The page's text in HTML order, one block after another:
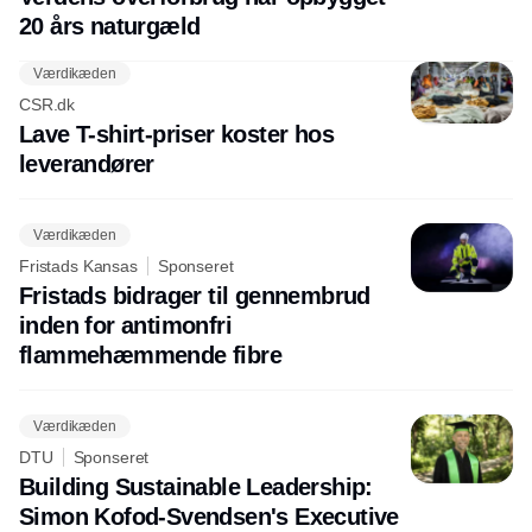
20 års naturgæld
Værdikæden
CSR.dk
Lave T-shirt-priser koster hos
leverandører
Værdikæden
Fristads Kansas Sponseret
Fristads bidrager til gennembrud
inden for antimonfri
flammehæmmende fibre
Værdikæden
DTU Sponseret
Building Sustainable Leadership:
Simon Kofod-Svendsen's Executive